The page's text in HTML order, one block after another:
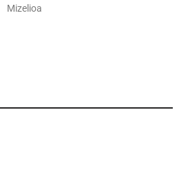
Mizelioa